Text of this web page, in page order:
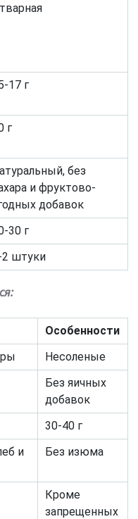
17 г
г
без
и фруктово-
добавок
30 г
2 штуки
Особенности
Несоленые
Без яичных
добавок
30-40 г
и
Без изюма
Кроме
запрещенных